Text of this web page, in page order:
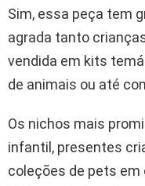
Sim, essa peça tem
agrada tanto
vendida em kits
de animais ou até
Os nichos mais
infantil, presentes
coleções de pets em